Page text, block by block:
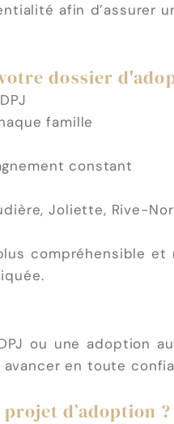
afin d’assurer
dossier
famille
constant
Joliette, Rive-
compréhensible
ou une adoption
en toute
d’adoption ?